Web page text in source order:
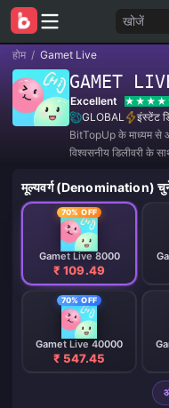
खोजें
होम / Gamet Live
GAMET
Excellent
GLOBAL
इंस्टेंट
BitTopUp के माध्यम से
विश्वसनीय डिलीवरी के
मूल्यवर्ग (Denomination)
70% OFF
Gamet Live 8000
₹ 109.49
70% OFF
Gamet Live 40000
₹ 547.45